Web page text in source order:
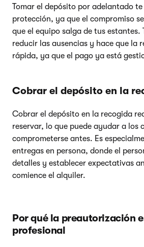
Tomar el depósito por adelantado
protección, ya que el compromiso
que el equipo salga de tus estantes.
reducir las ausencias y hace que la
rápida, ya que el pago ya está
Cobrar el depósito en la
Cobrar el depósito en la recogida
reservar, lo que puede ayudar a los
comprometerse antes. Es
entregas en persona, donde el
detalles y establecer expectativas
comience el alquiler.
Por qué la preautorización
profesional